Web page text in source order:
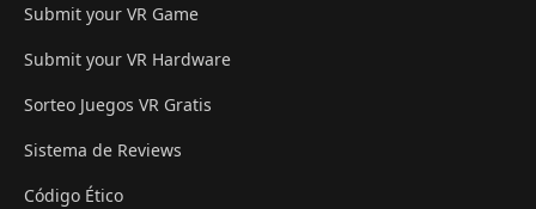
Submit your VR Game
Submit your VR Hardware
Sorteo Juegos VR Gratis
Sistema de Reviews
Código Ético